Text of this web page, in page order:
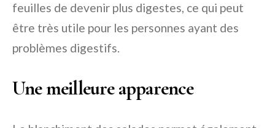
feuilles de devenir plus digestes, ce qui peut
être très utile pour les personnes ayant des
problèmes digestifs.
Une meilleure apparence